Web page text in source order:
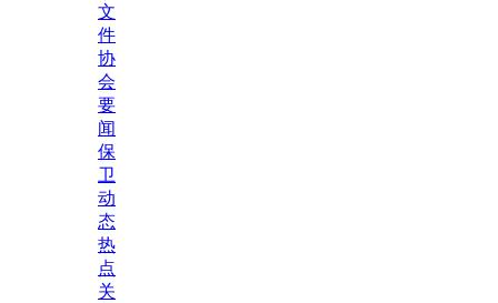
文
件
协
会
要
闻
保
卫
动
态
热
点
关